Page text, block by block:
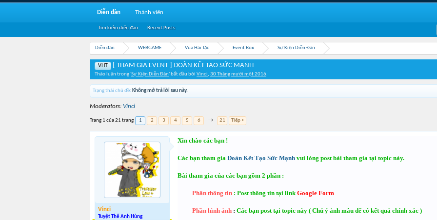
Diễn đàn WEBGAME Vua Hải Tặc Event Box Sự Kiện Diễn Đàn
VHT [ THAM GIA EVENT ] ĐOÀN KẾT TẠO SỨC MẠNH
Thảo luận trong 'Sự Kiện Diễn Đàn' bắt đầu bởi Vinci, 30 Tháng mười một 2016.
Trạng thái chủ đề: Không mở trả lời sau này.
Moderators: Vinci
Trang 1 của 21 trang 1 2 3 4 5 6 → 21 Tiếp >
Vinci
Tuyệt Thế Anh Hùng
Xin chào các bạn !
Các bạn tham gia Đoàn Kết Tạo Sức Mạnh vui lòng post bài tham gia tại topic này.
Bài tham gia của các bạn gồm 2 phần :
Phần thông tin : Post thông tin tại linkGoogle Form
Phần hình ảnh : Các bạn post tại topic này ( Chú ý ảnh mẫu để có kết quả chính xác )
Diễn đàn
Tìm kiếm diễn đàn Recent Posts
Thành viên